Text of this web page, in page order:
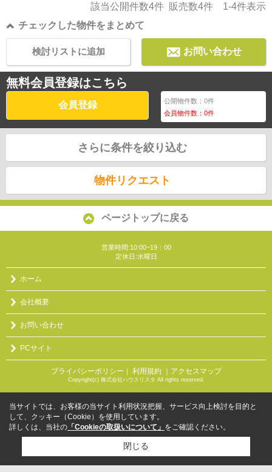
該当公開件数4件 販売数4件 1-4件表示
チェックした物件をまとめて
お問い合わせ
検討リストに追加
無料会員登録はこちら
会員登録 公開物件数：0件
会員物件数：0件
さらに条件を絞り込む
物件リクエスト
ページトップに戻る
営業時間:10:00~19：00
定休日:水曜日
ホーム
会社概要
お問い合わせ
PCサイト
プライバシーポリシー ｜ 利用規約 ｜アクセスマップ
Copyright(c) 株式会社ハウスリスタ All rights reserved.
当サイトでは、お客様の当サイト利用状況把握、サービス向上検討を目的と
して、クッキー（Cookie）を使用しています。
詳しくは、当社の 「Cookieの取扱いについて」 をご確認ください。
閉じる